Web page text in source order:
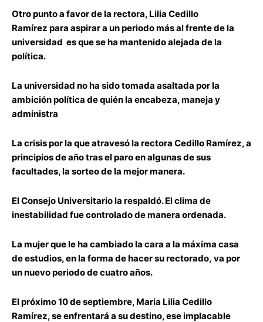
Otro punto a favor de la rectora, Lilia Cedillo
Ramírez para aspirar a un periodo más al frente de la
universidad es que se ha mantenido alejada de la
política.
La universidad no ha sido tomada asaltada por la
ambición política de quién la encabeza, maneja y
administra
La crisis por la que atravesó la rectora Cedillo Ramírez, a
principios de año tras el paro en algunas de sus
facultades, la sorteo de la mejor manera.
El Consejo Universitario la respaldó. El clima de
inestabilidad fue controladode manera ordenada.
La mujer que le ha cambiado la cara a la máxima casa
de estudios, en la forma de hacer su rectorado, va por
un nuevo periodo de cuatro años.
El próximo 10 deseptiembre, Maria Lilia Cedillo
Ramírez, se enfrentará a su destino, ese implacable